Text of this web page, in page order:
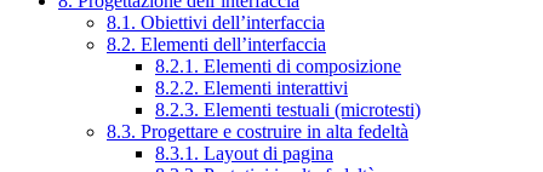
8.1. Obiettivi dell’interfaccia
8.2. Elementi dell’interfaccia
8.2.1. Elementi di composizione
8.2.2. Elementi interattivi
8.2.3. Elementi testuali (microtesti)
8.3. Progettare e costruire in alta fedeltà
8.3.1. Layout di pagina